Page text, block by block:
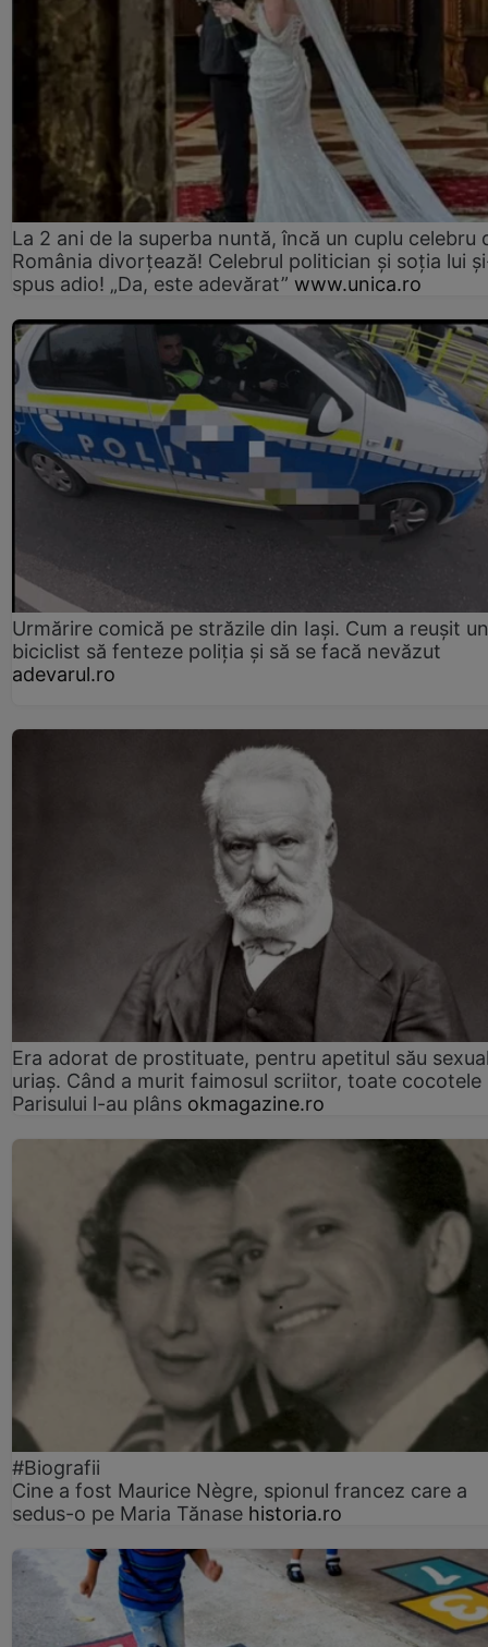
La 2 ani de la superba nuntă, încă un cuplu celebru
România divorțează! Celebrul politician și soția lui
spus adio! „Da, este adevărat” www.unica.ro
Urmărire comică pe străzile din Iași. Cum a reușit un
biciclist să fenteze poliția și să se facă nevăzut
adevarul.ro
Era adorat de prostituate, pentru apetitul său
uriaș. Când a murit faimosul scriitor, toate cocotele
Parisului l-au plâns okmagazine.ro
#Biografii
Cine a fost Maurice Nègre, spionul francez care a
sedus-o pe Maria Tănase historia.ro